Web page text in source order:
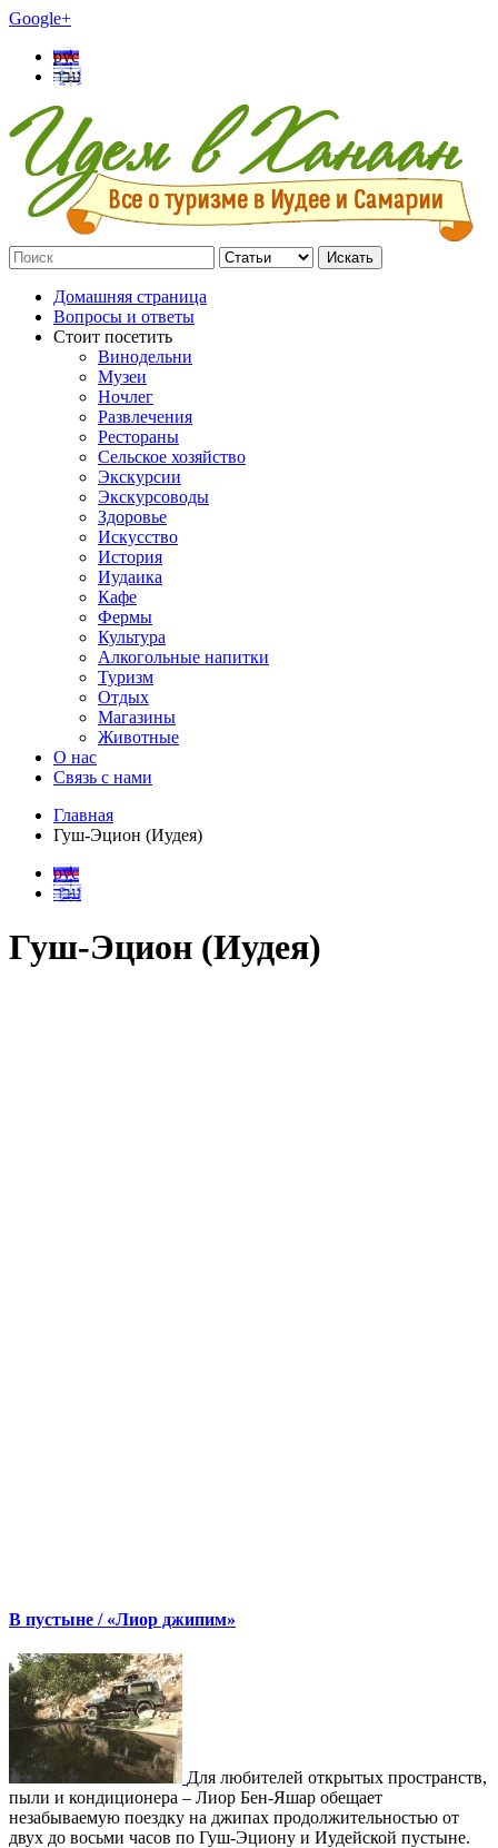
Google+
рус
עבר
Искать
Домашняя страница
Вопросы и ответы
Стоит посетить
Винодельни
Музеи
Ночлег
Развлечения
Рестораны
Сельское хозяйство
Экскурсии
Экскурсоводы
Здоровье
Искусство
История
Иудаика
Кафе
Фермы
Культура
Алкогольные напитки
Туризм
Отдых
Магазины
Животные
О нас
Связь с нами
Главная
Гуш-Эцион (Иудея)
рус
עבר
Гуш-Эцион (Иудея)
В пустыне / «Лиор джипим»
Для любителей открытых пространств,
пыли и кондиционера – Лиор Бен-Яшар обещает
незабываемую поездку на джипах продолжительностью от
двух до восьми часов по Гуш-Эциону и Иудейской пустыне.